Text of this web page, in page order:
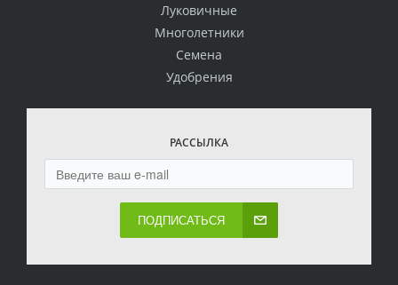
Луковичные
Многолетники
Семена
Удобрения
РАССЫЛКА
ПОДПИСАТЬСЯ